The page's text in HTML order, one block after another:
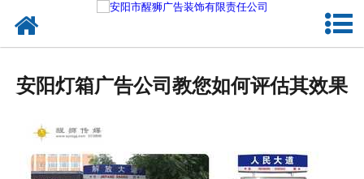
安阳灯箱广告公司教您如何评估其效果